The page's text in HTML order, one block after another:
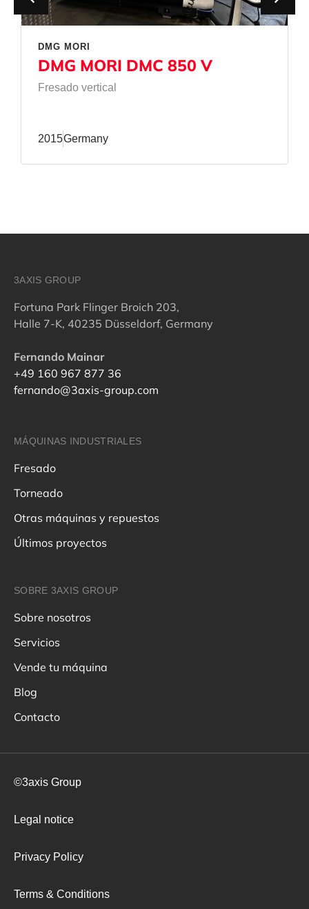
DMG MORI
DMG MORI DMC 850 V
Fresado vertical
2015Germany
3AXIS GROUP
Fortuna Park Flinger Broich 203,
Halle 7-K, 40235 Düsseldorf, Germany
Fernando Mainar
+49 160 967 877 36
fernando@3axis-group.com
MÁQUINAS INDUSTRIALES
Fresado
Torneado
Otras máquinas y repuestos
Últimos proyectos
SOBRE 3AXIS GROUP
Sobre nosotros
Servicios
Vende tu máquina
Blog
Contacto
©3axis Group
Legal notice
Privacy Policy
Terms & Conditions